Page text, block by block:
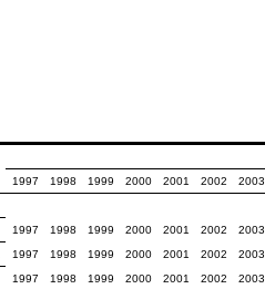
1997
1998 1999 2000 2001 2002 2003
1997
1998 1999 2000 2001 2002 2003
1997 1998 1999 2000 2001 2002 2003
1997 1998 1999 2000 2001 2002 2003